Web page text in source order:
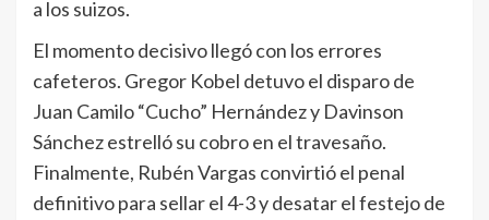
a los suizos.
El momento decisivo llegó con los errores
cafeteros. Gregor Kobel detuvo el disparo de
Juan Camilo “Cucho” Hernández y Davinson
Sánchez estrelló su cobro en el travesaño.
Finalmente, Rubén Vargas convirtió el penal
definitivo para sellar el 4-3 y desatar el festejo de